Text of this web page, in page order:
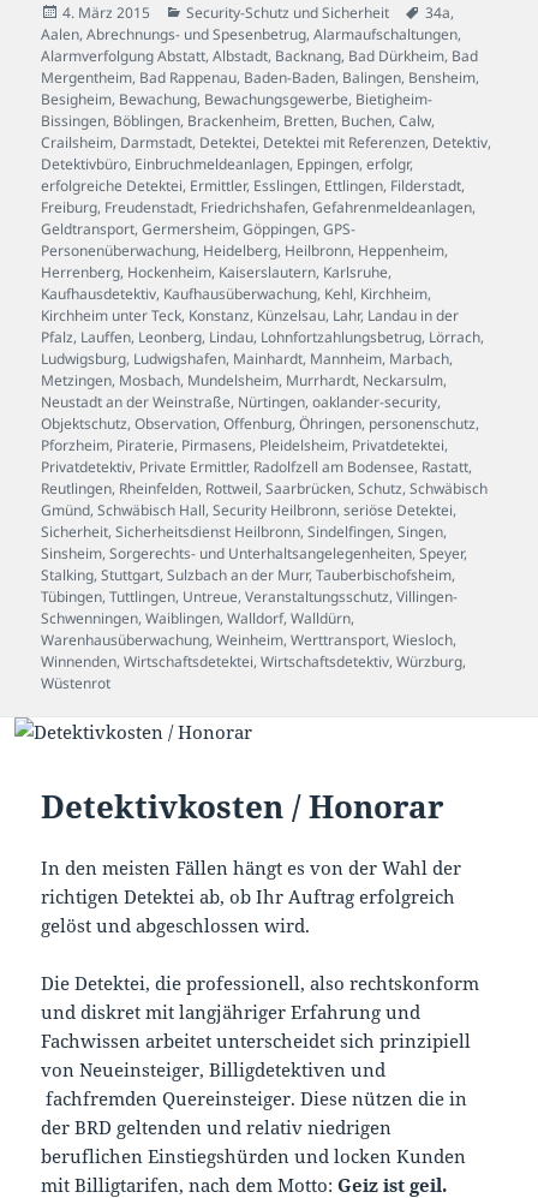
Veröffentlicht
am
4. März 2015 Kategorien
Security-Schutz und Sicherheit Schlagwörter
34a,
Aalen,Abrechnungs- und Spesenbetrug,Alarmaufschaltungen,
Alarmverfolgung Abstatt,Albstadt, Backnang, Bad Dürkheim, Bad
Mergentheim, Bad Rappenau, Baden-Baden, Balingen, Bensheim,
Besigheim, Bewachung, Bewachungsgewerbe, Bietigheim-
Bissingen, Böblingen, Brackenheim, Bretten, Buchen,Calw,
Crailsheim, Darmstadt, Detektei, Detektei mit Referenzen, Detektiv,
Detektivbüro, Einbruchmeldeanlagen, Eppingen,erfolgr,
erfolgreiche Detektei, Ermittler, Esslingen, Ettlingen, Filderstadt,
Freiburg, Freudenstadt, Friedrichshafen,Gefahrenmeldeanlagen,
Geldtransport,Germersheim,Göppingen,GPS-
Personenüberwachung, Heidelberg, Heilbronn, Heppenheim,
Herrenberg, Hockenheim, Kaiserslautern, Karlsruhe,
Kaufhausdetektiv, Kaufhausüberwachung, Kehl, Kirchheim,
Kirchheim unter Teck, Konstanz, Künzelsau, Lahr, Landau in der
Pfalz, Lauffen, Leonberg, Lindau, Lohnfortzahlungsbetrug, Lörrach,
Ludwigsburg, Ludwigshafen, Mainhardt, Mannheim, Marbach,
Metzingen, Mosbach, Mundelsheim, Murrhardt, Neckarsulm,
Neustadt an der Weinstraße, Nürtingen,oaklander-security,
Objektschutz,Observation,Offenburg,Öhringen, personenschutz,
Pforzheim, Piraterie, Pirmasens, Pleidelsheim, Privatdetektei,
Privatdetektiv, Private Ermittler, Radolfzell am Bodensee, Rastatt,
Reutlingen, Rheinfelden, Rottweil,Saarbrücken,Schutz,Schwäbisch
Gmünd,Schwäbisch Hall,Security Heilbronn,seriöse Detektei,
Sicherheit,Sicherheitsdienst Heilbronn,Sindelfingen,Singen,
Sinsheim,Sorgerechts- und Unterhaltsangelegenheiten,Speyer,
Stalking,Stuttgart,Sulzbach an der Murr,Tauberbischofsheim,
Tübingen,Tuttlingen, Untreue,Veranstaltungsschutz,Villingen-
Schwenningen,Waiblingen,Walldorf,Walldürn,
Warenhausüberwachung,Weinheim,Werttransport,Wiesloch,
Winnenden,Wirtschaftsdetektei,Wirtschaftsdetektiv,Würzburg,
Wüstenrot
Detektivkosten / Honorar
In den meisten Fällen hängt es von der Wahl der
richtigen Detektei ab, ob Ihr Auftrag erfolgreich
gelöst und abgeschlossen wird.
Die Detektei, die professionell, also rechtskonform
und diskret mit langjähriger Erfahrung und
Fachwissen arbeitet unterscheidet sich prinzipiell
von Neueinsteiger, Billigdetektiven und
fachfremden Quereinsteiger. Diese nützen die in
der BRD geltenden und relativ niedrigen
beruflichen Einstiegshürden und locken Kunden
mit Billigtarifen, nach dem Motto:Geiz ist geil.